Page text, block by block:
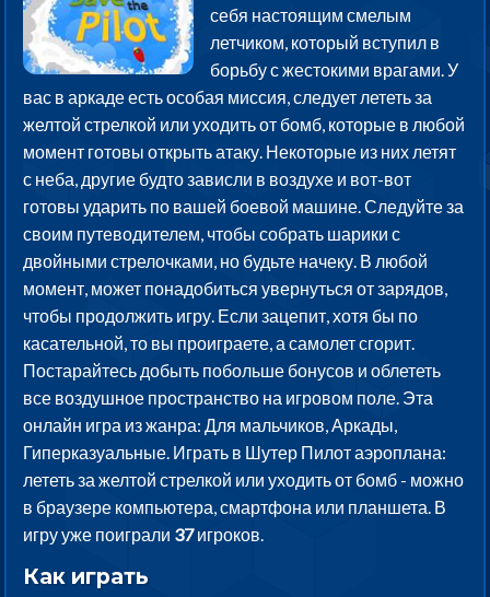
себя настоящим смелым
летчиком, который вступил в
борьбу с жестокими врагами. У
вас в аркаде есть особая миссия, следует лететь за
желтой стрелкой или уходить от бомб, которые в любой
момент готовы открыть атаку. Некоторые из них летят
с неба, другие будто зависли в воздухе и вот-вот
готовы ударить по вашей боевой машине. Следуйте за
своим путеводителем, чтобы собрать шарики с
двойными стрелочками, но будьте начеку. В любой
момент, может понадобиться увернуться от зарядов,
чтобы продолжить игру. Если зацепит, хотя бы по
касательной, то вы проиграете, а самолет сгорит.
Постарайтесь добыть побольше бонусов и облететь
все воздушное пространство на игровом поле. Эта
онлайн игра из жанра: Для мальчиков, Аркады,
Гиперказуальные. Играть в Шутер Пилот аэроплана:
лететь за желтой стрелкой или уходить от бомб - можно
в браузере компьютера, смартфона или планшета. В
игру уже поиграли 37игроков.
Как играть